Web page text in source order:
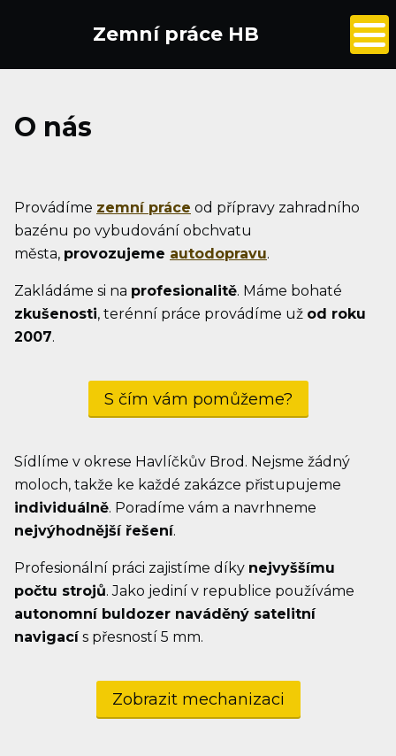
Zemní práce HB
O nás
Provádíme zemní práce od přípravy zahradního
bazénu po vybudování obchvatu
města, provozujeme autodopravu.
Zakládáme si na profesionalitě. Máme bohaté
zkušenosti, terénní práce provádíme už od roku
2007.
S čím vám pomůžeme?
Sídlíme v okrese Havlíčkův Brod. Nejsme žádný
moloch, takže ke každé zakázce přistupujeme
individuálně. Poradíme vám a navrhneme
nejvýhodnější řešení.
Profesionální práci zajistíme díky nejvyššímu
počtu strojů. Jako jediní v republice používáme
autonomní buldozer naváděný satelitní
navigacís přesností 5 mm.
Zobrazit mechanizaci